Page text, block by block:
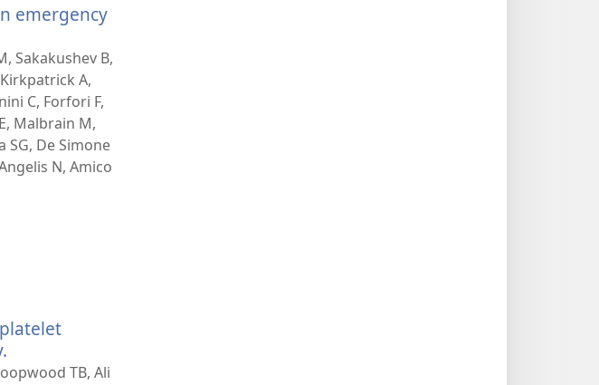
emergency
Sakakushev B,
A,
C, Forfori F,
Malbrain M,
SG, De Simone
N, Amico
啟
TB, Ali